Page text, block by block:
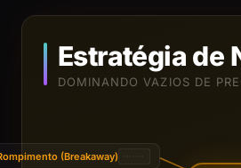
Estratégia de
DOMINANDO VAZIOS DE
(Breakaway)